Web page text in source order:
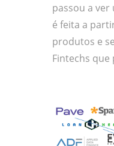
passou a ver
é feita a
produtos e
Fintechs